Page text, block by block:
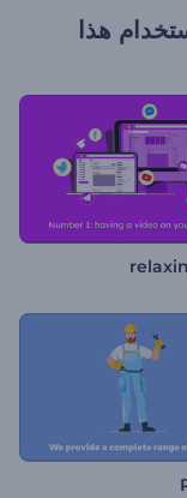
هذا